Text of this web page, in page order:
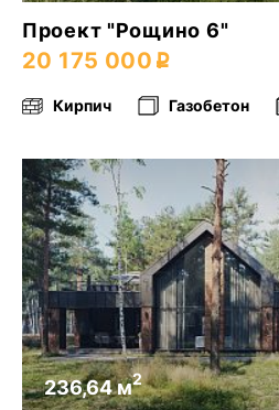
Проект "Рощино 6"
20 175 000
Кирпич Газобетон
236,64 м2